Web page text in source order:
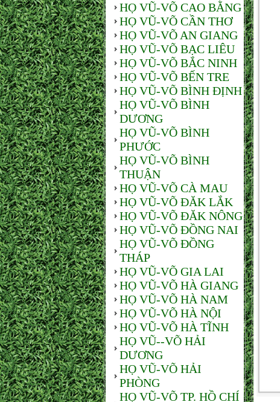
HỌ VŨ-VÕ CAO BẰNG
HỌ VŨ-VÕ CẦN THƠ
HỌ VŨ-VÕ AN GIANG
HỌ VŨ-VÕ BẠC LIÊU
HỌ VŨ-VÕ BẮC NINH
HỌ VŨ-VÕ BẾN TRE
HỌ VŨ-VÕ BÌNH ĐỊNH
HỌ VŨ-VÕ BÌNH
DƯƠNG
HỌ VŨ-VÕ BÌNH
PHƯỚC
HỌ VŨ-VÕ BÌNH
THUẬN
HỌ VŨ-VÕ CÀ MAU
HỌ VŨ-VÕ ĐĂK LẮK
HỌ VŨ-VÕ ĐĂK NÔNG
HỌ VŨ-VÕ ĐỒNG NAI
HỌ VŨ-VÕ ĐỒNG
THÁP
HỌ VŨ-VÕ GIA LAI
HỌ VŨ-VÕ HÀ GIANG
HỌ VŨ-VÕ HÀ NAM
HỌ VŨ-VÕ HÀ NỘI
HỌ VŨ-VÕ HÀ TĨNH
HỌ VŨ--VÕ HẢI
DƯƠNG
HỌ VŨ-VÕ HẢI
PHÒNG
HỌ VŨ-VÕ TP. HỒ CHÍ